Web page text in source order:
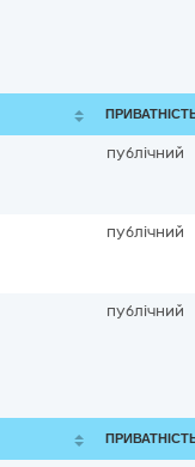
публічний
публічний
публічний